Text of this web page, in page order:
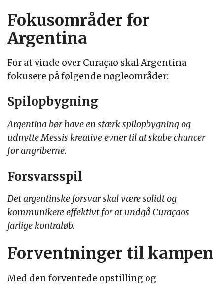
Fokusområder for
Argentina
For at vinde over Curaçao skal Argentina
fokusere på følgende nøgleområder:
Spilopbygning
Argentina bør have en stærk spilopbygning og
udnytte Messis kreative evner til at skabe chancer
for angriberne.
Forsvarsspil
Det argentinske forsvar skal være solidt og
kommunikere effektivt for at undgå Curaçaos
farlige kontraløb.
Forventninger til kampen
Med den forventede opstilling og